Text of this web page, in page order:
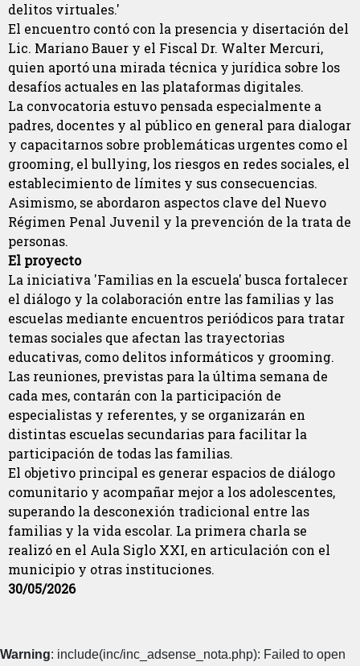
delitos virtuales.'
El encuentro contó con la presencia y disertación del
Lic. Mariano Bauer y el Fiscal Dr. Walter Mercuri,
quien aportó una mirada técnica y jurídica sobre los
desafíos actuales en las plataformas digitales.
La convocatoria estuvo pensada especialmente a
padres, docentes y al público en general para dialogar
y capacitarnos sobre problemáticas urgentes como el
grooming, el bullying, los riesgos en redes sociales, el
establecimiento de límites y sus consecuencias.
Asimismo, se abordaron aspectos clave del Nuevo
Régimen Penal Juvenil y la prevención de la trata de
personas.
El proyecto
La iniciativa 'Familias en la escuela' busca fortalecer
el diálogo y la colaboración entre las familias y las
escuelas mediante encuentros periódicos para tratar
temas sociales que afectan las trayectorias
educativas, como delitos informáticos y grooming.
Las reuniones, previstas para la última semana de
cada mes, contarán con la participación de
especialistas y referentes, y se organizarán en
distintas escuelas secundarias para facilitar la
participación de todas las familias.
El objetivo principal es generar espacios de diálogo
comunitario y acompañar mejor a los adolescentes,
superando la desconexión tradicional entre las
familias y la vida escolar. La primera charla se
realizó en el Aula Siglo XXI, en articulación con el
municipio y otras instituciones.
30/05/2026
Warning: include(inc/inc_adsense_nota.php): Failed to open